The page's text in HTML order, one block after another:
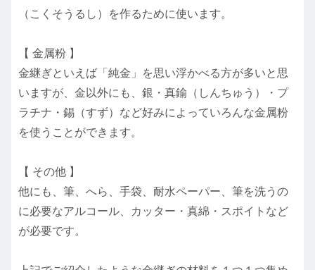
（こくそうるし）を作るために使います。
【 金属粉 】
金継ぎといえば「純金」を思い浮かべる方が多いと思
いますが、金以外にも、銀・真鍮（しんちゅう）・プ
ラチナ・錫（すず）など好みによっていろんな金属粉
を使うことができます。
【 その他 】
他にも、筆、へら、手袋、耐水ペーパー、筆を洗うの
に必要なアルコール、カッター・真綿・スポイトなど
が必要です。